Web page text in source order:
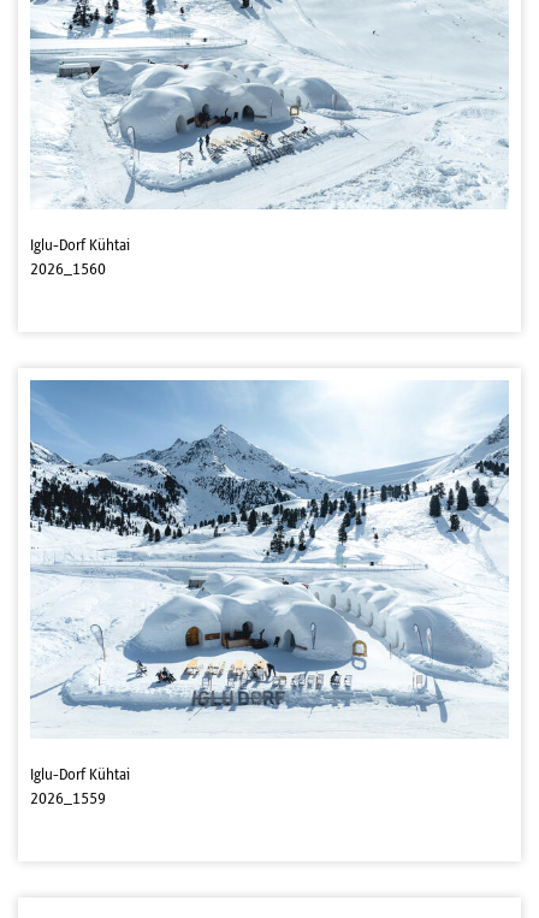
Iglu-Dorf Kühtai
2026_1560
Iglu-Dorf Kühtai
2026_1559